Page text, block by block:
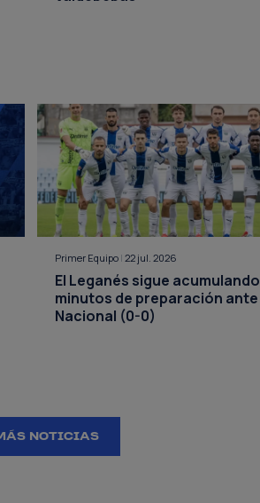
Primer Equipo |22 jul. 2026
El Leganés sigue acumulando
minutos de preparación ante
Nacional (0-0)
NOTICIAS